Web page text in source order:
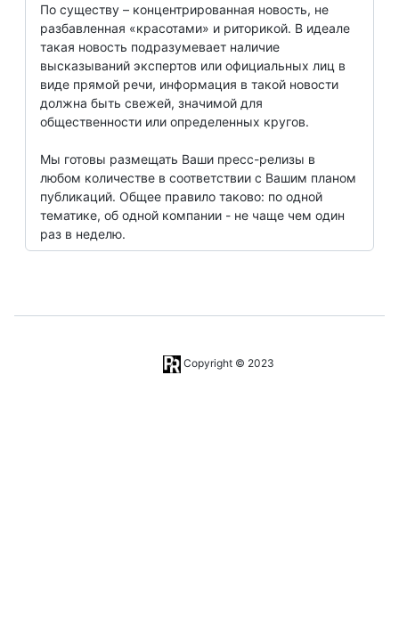
По существу – концентрированная новость, не
разбавленная «красотами» и риторикой. В идеале
такая новость подразумевает наличие
высказываний экспертов или официальных лиц в
виде прямой речи, информация в такой новости
должна быть свежей, значимой для
общественности или определенных кругов.
Мы готовы размещать Ваши пресс-релизы в
любом количестве в соответствии с Вашим планом
публикаций. Общее правило таково: по одной
тематике, об одной компании - не чаще чем один
раз в неделю.
Copyright © 2023